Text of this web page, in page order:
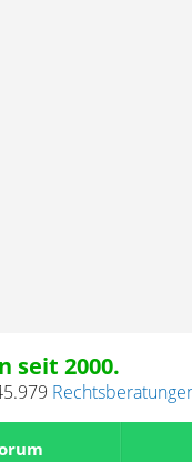
seit 2000.